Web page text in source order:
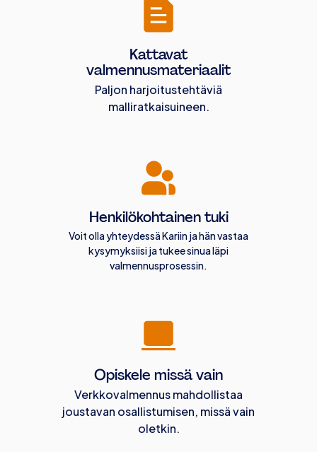
Kattavat
valmennusmateriaalit
Paljon harjoitustehtäviä
malliratkaisuineen.
Henkilökohtainen tuki
Voit olla yhteydessä Kariin ja hän vastaa
kysymyksiisi ja tukee sinua läpi
valmennusprosessin.
Opiskele missä vain
Verkkovalmennus mahdollistaa
joustavan osallistumisen, missä vain
oletkin.